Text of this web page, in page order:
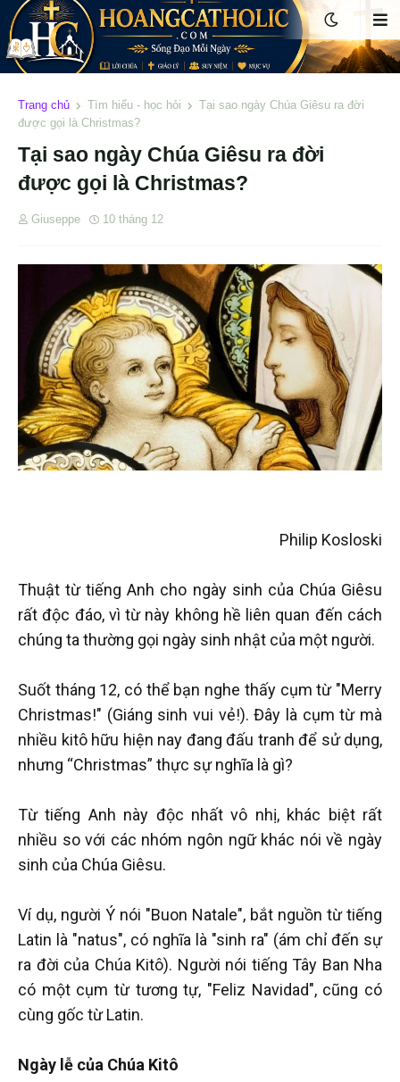
Trang chủ Tìm hiểu - học hỏi
Tại sao ngày Chúa Giêsu ra đời
được gọi là Christmas?
Tại sao ngày Chúa Giêsu ra đời
được gọi là Christmas?
Giuseppe 10 tháng 12
Philip Kosloski
Thuật từ tiếng Anh cho ngày sinh của Chúa Giêsu
rất độc đáo, vì từ này không hề liên quan đến cách
chúng ta thường gọi ngày sinh nhật của một người.
Suốt tháng 12, có thể bạn nghe thấy cụm từ "Merry
Christmas!" (Giáng sinh vui vẻ!). Đây là cụm từ mà
nhiều kitô hữu hiện nay đang đấu tranh để sử dụng,
nhưng “Christmas” thực sự nghĩa là gì?
Từ tiếng Anh này độc nhất vô nhị, khác biệt rất
nhiều so với các nhóm ngôn ngữ khác nói về ngày
sinh của Chúa Giêsu.
Ví dụ, người Ý nói "Buon Natale", bắt nguồn từ tiếng
Latin là "natus", có nghĩa là "sinh ra" (ám chỉ đến sự
ra đời của Chúa Kitô). Người nói tiếng Tây Ban Nha
có một cụm từ tương tự, "Feliz Navidad", cũng có
cùng gốc từ Latin.
Ngày lễ của Chúa Kitô